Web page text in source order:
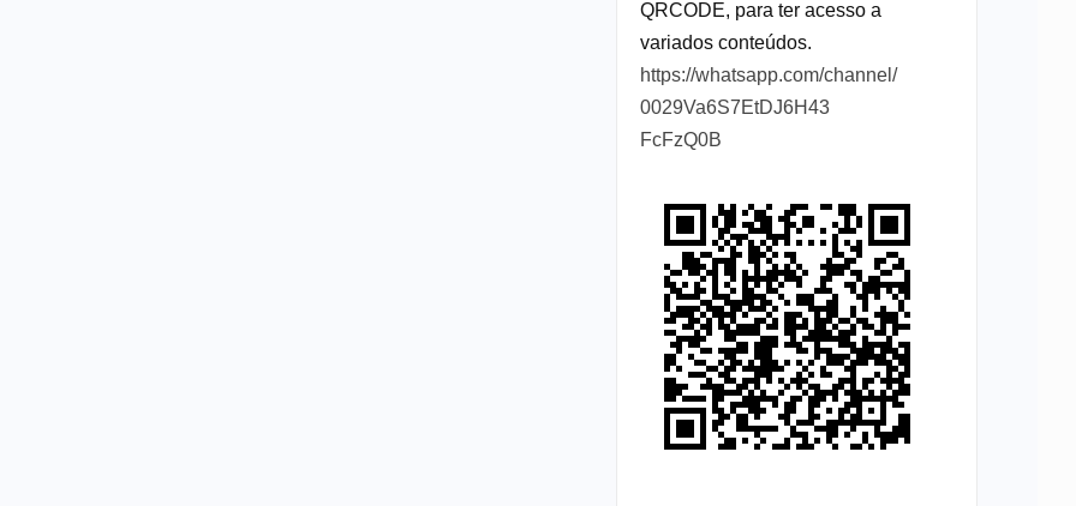
QRCODE, para ter acesso a
variados conteúdos.
https://whatsapp.com/channel/
0029Va6S7EtDJ6H43
FcFzQ0B